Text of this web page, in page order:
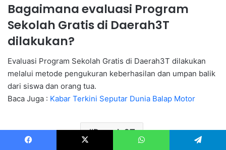
Bagaimana evaluasi Program
Sekolah Gratis di Daerah3T
dilakukan?
Evaluasi Program Sekolah Gratis di Daerah3T dilakukan
melalui metode pengukuran keberhasilan dan umpan balik
dari siswa dan orang tua.
Baca Juga : Kabar Terkini Seputar Dunia Balap Motor
Daerah 3T